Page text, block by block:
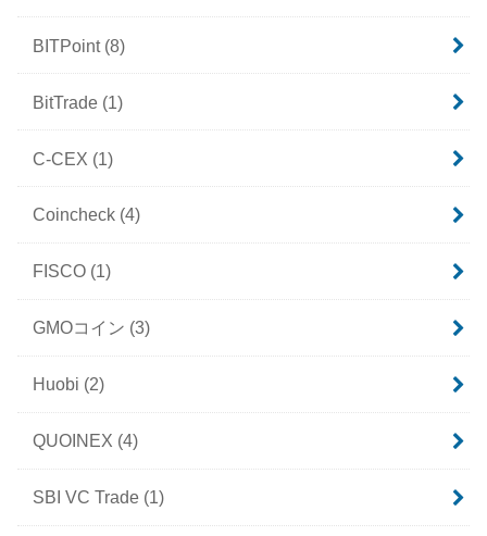
BITPoint (8)
BitTrade (1)
C-CEX (1)
Coincheck (4)
FISCO (1)
GMOコイン (3)
Huobi (2)
QUOINEX (4)
SBI VC Trade (1)